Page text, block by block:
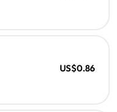
US$0.86